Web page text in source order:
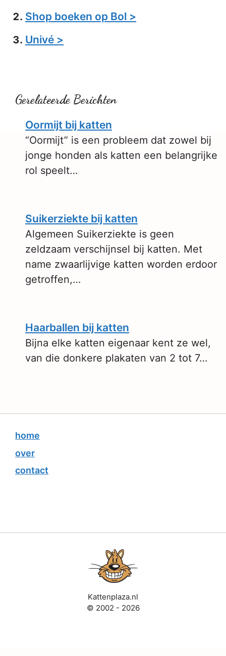
Shop boeken op Bol >
Univé >
Gerelateerde Berichten
Oormijt bij katten
“Oormijt” is een probleem dat zowel bij
jonge honden als katten een belangrijke
rol speelt…
Suikerziekte bij katten
Algemeen Suikerziekte is geen
zeldzaam verschijnsel bij katten. Met
name zwaarlijvige katten worden erdoor
getroffen,…
Haarballen bij katten
Bijna elke katten eigenaar kent ze wel,
van die donkere plakaten van 2 tot 7…
home
over
contact
Kattenplaza.nl
© 2002 - 2026